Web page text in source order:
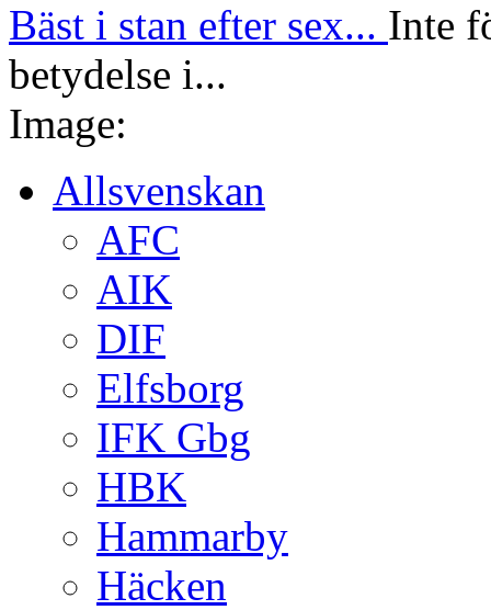
Bäst i stan efter sex... Inte
betydelse i...
Image:
Allsvenskan
AFC
AIK
DIF
Elfsborg
IFK Gbg
HBK
Hammarby
Häcken